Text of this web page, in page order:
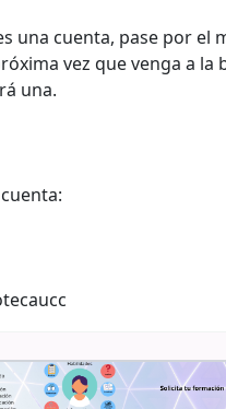
una cuenta, pase por el
vez que venga a la
una.